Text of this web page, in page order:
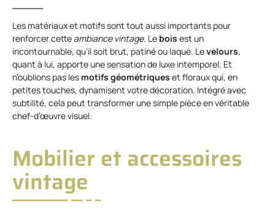
Les matériaux et motifs sont tout aussi importants pour
renforcer cette ambiance vintage. Le bois est un
incontournable, qu’il soit brut, patiné ou laqué. Levelours,
quant à lui, apporte une sensation de luxe intemporel. Et
n’oublions pas les motifs géométriques et floraux qui, en
petites touches, dynamisent votre décoration. Intégré avec
subtilité, cela peut transformer une simple pièce en véritable
chef-d’œuvre visuel.
Mobilier et accessoires
vintage